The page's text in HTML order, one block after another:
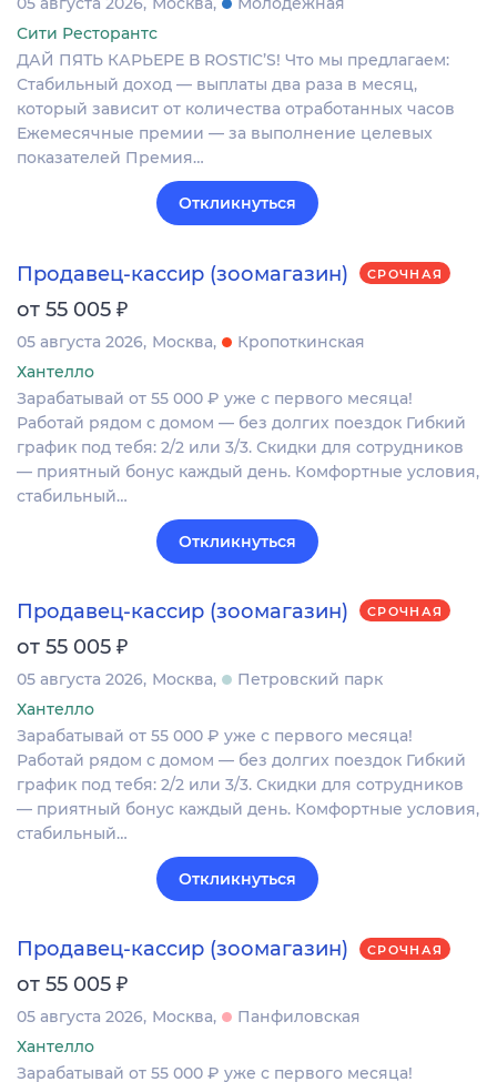
Сити Ресторантс
ДАЙ ПЯТЬ КАРЬЕРЕ В ROSTIC’S! Что мы предлагаем:
Стабильный доход — выплаты два раза в месяц,
который зависит от количества отработанных часов
Ежемесячные премии — за выполнение целевых
показателей Премия…
Откликнуться
Продавец-кассир (зоомагазин) СРОЧНАЯ
от 55 005 ₽
05 августа 2026 Москва
Кропоткинская
Хантелло
Зарабатывай от 55 000 ₽ уже с первого месяца!
Работай рядом с домом — без долгих поездок Гибкий
график под тебя: 2/2 или 3/3. Скидки для сотрудников
— приятный бонус каждый день. Комфортные условия,
стабильный…
Откликнуться
Продавец-кассир (зоомагазин) СРОЧНАЯ
от 55 005 ₽
05 августа 2026 Москва
Петровский парк
Хантелло
Зарабатывай от 55 000 ₽ уже с первого месяца!
Работай рядом с домом — без долгих поездок Гибкий
график под тебя: 2/2 или 3/3. Скидки для сотрудников
— приятный бонус каждый день. Комфортные условия,
стабильный…
Откликнуться
Продавец-кассир (зоомагазин) СРОЧНАЯ
от 55 005 ₽
05 августа 2026 Москва
Панфиловская
Хантелло
Зарабатывай от 55 000 ₽ уже с первого месяца!